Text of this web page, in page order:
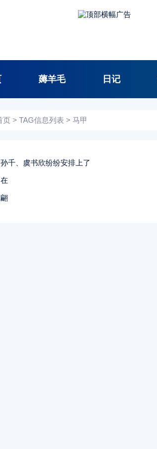
薅羊毛 日记
页 > TAG信息列表 > 马甲
千、虞书欣纷纷安排上了